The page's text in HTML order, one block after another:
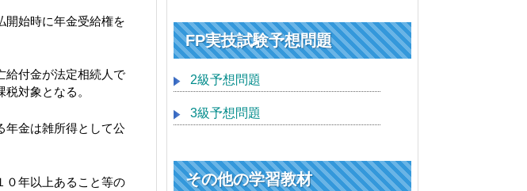
開始時に年金受給権を
給付金が法定相続人で
対象となる。
年金は雑所得として公
０年以上あること等の
FP実技試験予想問題
2級予想問題
3級予想問題
その他の学習教材